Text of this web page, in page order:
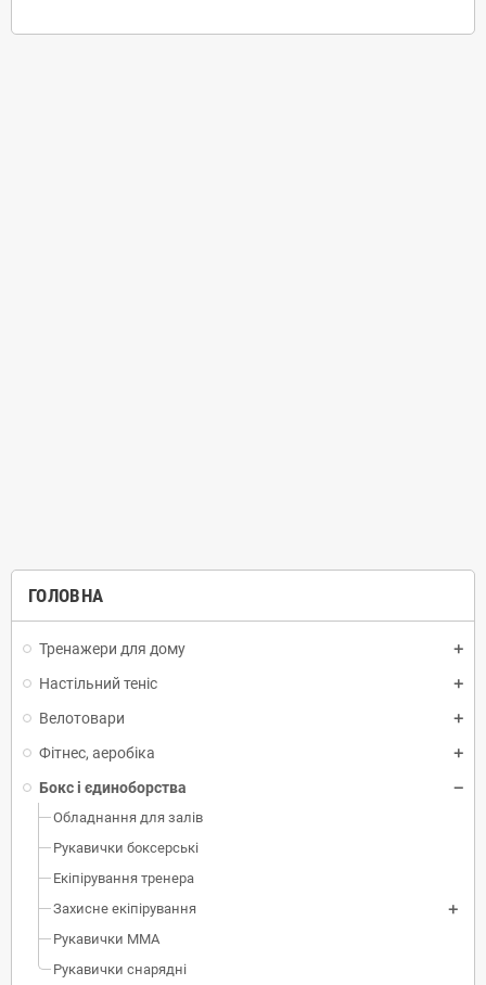
ГОЛОВНА
Тренажери для дому
Настільний теніс
Велотовари
Фітнес, аеробіка
Бокс і єдиноборства
Обладнання для залів
Рукавички боксерські
Екіпірування тренера
Захисне екіпірування
Рукавички ММА
Рукавички снарядні